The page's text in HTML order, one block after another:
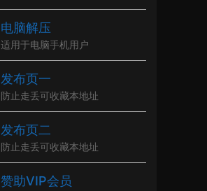
电脑解压
适用于电脑手机用户
发布页一
防止走丢可收藏本地址
发布页二
防止走丢可收藏本地址
赞助VIP会员